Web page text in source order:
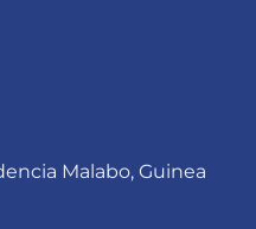
Malabo, Guinea